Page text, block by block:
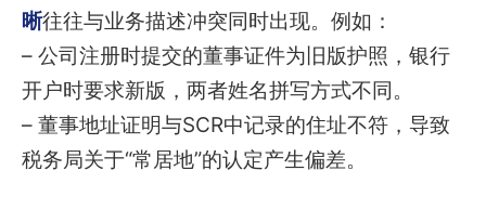
晰往往与业务描述冲突同时出现。例如：
– 公司注册时提交的董事证件为旧版护照，银行
开户时要求新版，两者姓名拼写方式不同。
– 董事地址证明与SCR中记录的住址不符，导致
税务局关于“常居地”的认定产生偏差。